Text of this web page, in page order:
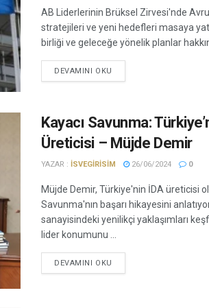
AB Liderlerinin Brüksel Zirvesi'nde
stratejileri ve yeni hedefleri masaya
birliği ve geleceğe yönelik planlar
DEVAMINI OKU
Kayacı Savunma:
Üreticisi – Müjde Demir
YAZAR : ISVEGIRISIM 26/06/2024 0
Müjde Demir, Türkiye'nin İDA üreticisi
Savunma'nın başarı hikayesini
sanayisindeki yenilikçi yaklaşımları
lider konumunu ...
DEVAMINI OKU